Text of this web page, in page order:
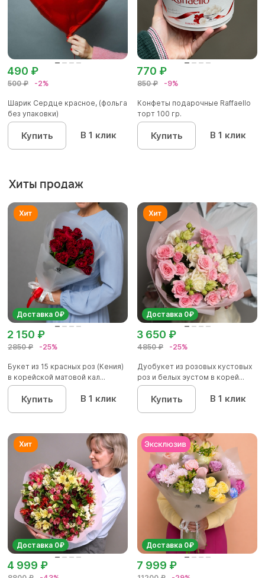
500 ₽ -2%
490 ₽
Шарик Сердце красное, (фольга
без упаковки)
Купить В 1 клик
850 ₽ -9%
770 ₽
Конфеты подарочные Raffaello
торт 100 гр.
Купить В 1 клик
Хиты продаж
Доставка 0₽
2850 ₽ -25%
2 150 ₽
Букет из 15 красных роз (Кения)
в корейской матовой кал...
Купить В 1 клик
Доставка 0₽
4850 ₽ -25%
3 650 ₽
Дуобукет из розовых кустовых
роз и белых эустом в корей...
Купить В 1 клик
Доставка 0₽
4 999 ₽
Доставка 0₽
7 999 ₽